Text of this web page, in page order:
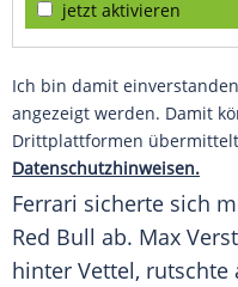
jetzt aktivieren
Ich bin damit
angezeigt werden. Damit
Drittplattformen
Datenschutzhinweisen.
Ferrari sicherte sich
Red Bull ab. Max
hinter Vettel, rutschte